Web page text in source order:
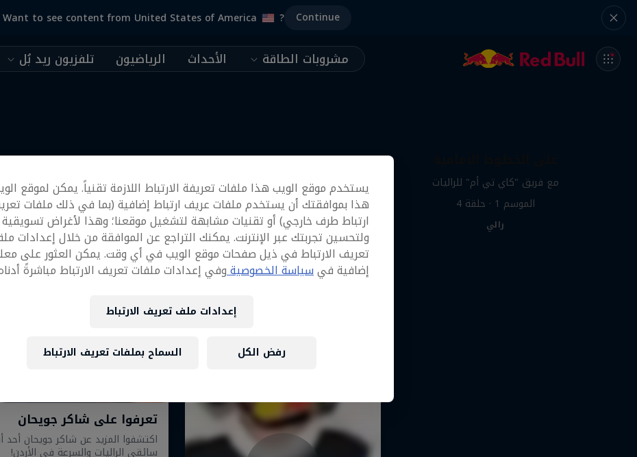
Want to see content from United States of America ? Continue
مشروبات الطاقة الأحداث الرياضيون تلفزيون ريد بُل
المزيد
مع فريق "كاي تي أم" للراليات
الموسم ‎1‎ · حلقة ‎4‎
رالي
يستخدم موقع الويب هذا ملفات تعريفة الارتباط اللازمة تقنياً. يمكن لموقع
هذا بموافقتك أن يستخدم ملفات عريف ارتباط إضافية (بما في ذلك ملفات
ارتباط طرف خارجي) أو تقنيات مشابهة لتشغيل موقعنا؛ وهذا لأغراض تسويقية
ولتحسين تجربتك عبر الإنترنت. يمكنك التراجع عن الموافقة من خلال إعدادات
تعريف الارتباط في ذيل صفحات موقع الويب في أي وقت. يمكن العثور على
إضافية فيسياسة الخصوصيةوفي إعدادات ملفات تعريف الارتباط مباشرةً
إعدادات ملف تعريف الارتباط
رفض الكل السماح بملفات تعريف الارتباط